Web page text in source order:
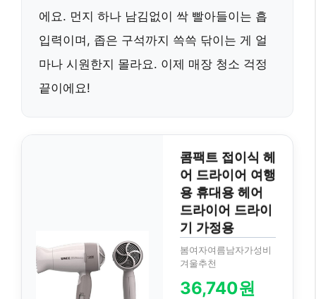
에요. 먼지 하나 남김없이 싹 빨아들이는 흡
입력이며, 좁은 구석까지 쓱쓱 닦이는 게 얼
마나 시원한지 몰라요. 이제 매장 청소 걱정
끝이에요!
콤팩트 접이식 헤
어 드라이어 여행
용 휴대용 헤어
드라이어 드라이
기 가정용
봄여자여름남자가성비
겨울추천
36,740원